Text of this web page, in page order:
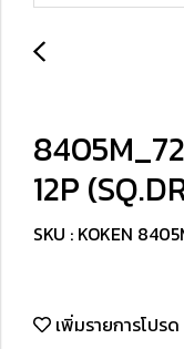
12P
SKU : KOKEN
เพิ่มรายการโปรด